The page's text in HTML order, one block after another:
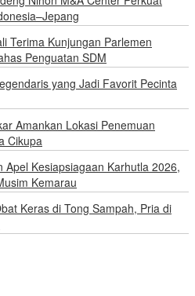
Terima Kunjungan Parlemen
Penguatan SDM
yang Jadi Favorit Pecinta
Amankan Lokasi Penemuan
Cikupa
Apel Kesiapsiagaan Karhutla 2026,
Kemarau
Keras di Tong Sampah, Pria di